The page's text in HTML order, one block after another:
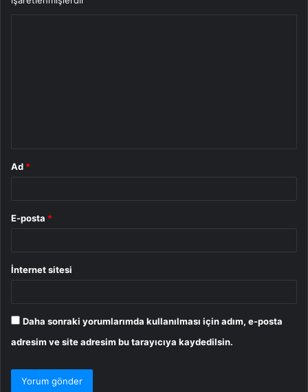
Ad *
E-posta *
İnternet sitesi
Daha sonraki yorumlarımda kullanılması için adım, e-posta
adresim ve site adresim bu tarayıcıya kaydedilsin.